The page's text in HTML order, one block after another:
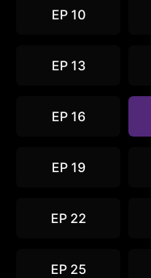
EP 10
EP 13
EP 16
EP 19
EP 22
EP 25